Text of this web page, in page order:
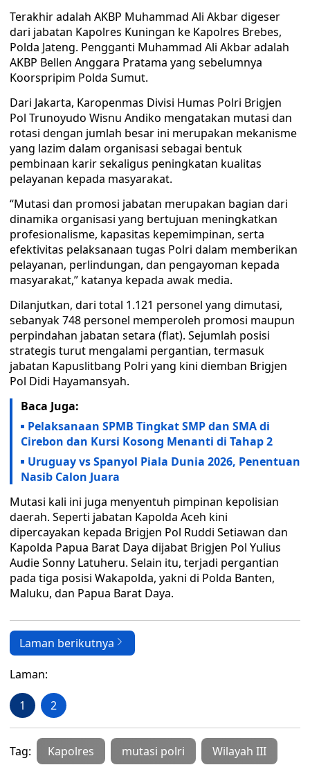
Terakhir adalah AKBP Muhammad Ali Akbar digeser
dari jabatan Kapolres Kuningan ke Kapolres Brebes,
Polda Jateng. Pengganti Muhammad Ali Akbar adalah
AKBP Bellen Anggara Pratama yang sebelumnya
Koorspripim Polda Sumut.
Dari Jakarta, Karopenmas Divisi Humas Polri Brigjen
Pol Trunoyudo Wisnu Andiko mengatakan mutasi dan
rotasi dengan jumlah besar ini merupakan mekanisme
yang lazim dalam organisasi sebagai bentuk
pembinaan karir sekaligus peningkatan kualitas
pelayanan kepada masyarakat.
“Mutasi dan promosi jabatan merupakan bagian dari
dinamika organisasi yang bertujuan meningkatkan
profesionalisme, kapasitas kepemimpinan, serta
efektivitas pelaksanaan tugas Polri dalam memberikan
pelayanan, perlindungan, dan pengayoman kepada
masyarakat,” katanya kepada awak media.
Dilanjutkan, dari total 1.121 personel yang dimutasi,
sebanyak 748 personel memperoleh promosi maupun
perpindahan jabatan setara (flat). Sejumlah posisi
strategis turut mengalami pergantian, termasuk
jabatan Kapuslitbang Polri yang kini diemban Brigjen
Pol Didi Hayamansyah.
Baca Juga:
Pelaksanaan SPMB Tingkat SMP dan SMA di
Cirebon dan Kursi Kosong Menanti di Tahap 2
Uruguay vs Spanyol Piala Dunia 2026, Penentuan
Nasib Calon Juara
Mutasi kali ini juga menyentuh pimpinan kepolisian
daerah. Seperti jabatan Kapolda Aceh kini
dipercayakan kepada Brigjen Pol Ruddi Setiawan dan
Kapolda Papua Barat Daya dijabat Brigjen Pol Yulius
Audie Sonny Latuheru. Selain itu, terjadi pergantian
pada tiga posisi Wakapolda, yakni di Polda Banten,
Maluku, dan Papua Barat Daya.
Laman berikutnya
Laman:
1 2
Tag: Kapolres mutasi polri Wilayah III